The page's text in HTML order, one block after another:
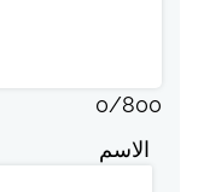
0/800
الاسم